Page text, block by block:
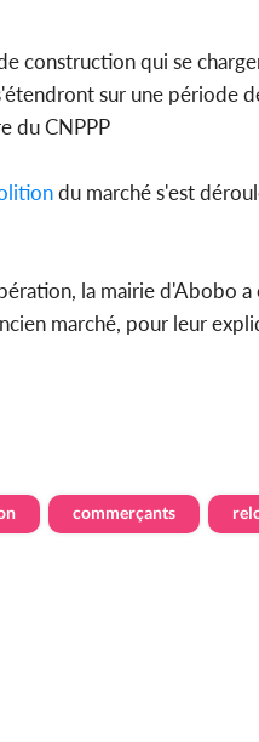
construction qui se
sur une période
du CNPPP
du marché s'est
la mairie d'Abobo
marché, pour leur
commerçants